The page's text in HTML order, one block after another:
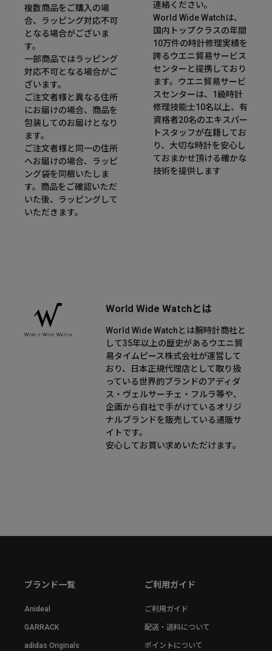
複数商品をご購入の場
合、ラッピング対応不可
となる場合がございま
す。
一部商品ではラッピング
対応不可となる場合がご
ざいます。
ご注文者様と異なる住所
にお届けの場合、商品を
包装してのお届けとなり
ます。
ご注文者様と同一の住所
へお届けの場合、ラッピ
ング袋を同梱いたしま
す。商品をご確認いただ
いた後、ラッピングして
いただきます。
連絡ください。
World Wide Watchは、
国内トップクラスの年間
10万件の時計修理実績を
誇るウエニ貿易サービス
センターと提携しており
ます。ウエニ貿易サービ
スセンターは、1級時計
修理技能士10名以上、有
資格者20名のエキスパー
トスタッフが在籍してお
り、大切な時計を安心し
ておまかせ頂ける確かな
技術を提供します
World Wide Watchとは
World Wide Watchとは腕時計商社と
して35年以上の歴史があるウエニ貿
易タイムピース株式会社が運営して
おり、日本正規代理店として取り扱
っている世界的ブランドのアディダ
ス・ヴェルサーチェ・フルラ等や、
企画から自社で手がけているオリジ
ナルブランドを販売している通販サ
イトです。
安心してお買い求めいただけます。
ブランド一覧
Anideal
GARRACK
adidas Originals
ご利用ガイド
ご利用ガイド
配送・送料について
ポイントについて